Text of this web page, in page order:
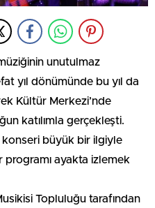
unutulmaz
yıl dönümünde bu yıl da
Kültür Merkezi’nde
katılımla gerçekleşti.
büyük bir ilgiyle
programı ayakta izlemek
Topluluğu tarafından